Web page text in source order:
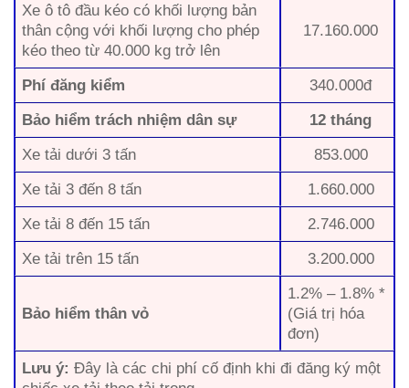
Xe ô tô đầu kéo có khối lượng bản
thân cộng với khối lượng cho phép
kéo theo từ 40.000 kg trở lên
17.160.000
Phí đăng kiểm
340.000đ
Bảo hiểm trách nhiệm dân sự
12 tháng
Xe tải dưới 3 tấn
853.000
Xe tải 3 đến 8 tấn
1.660.000
Xe tải 8 đến 15 tấn
2.746.000
Xe tải trên 15 tấn
3.200.000
Bảo hiểm thân vỏ
1.2% – 1.8% *
(Giá trị hóa
đơn)
Lưu ý:Đây là các chi phí cố định khi đi đăng ký một